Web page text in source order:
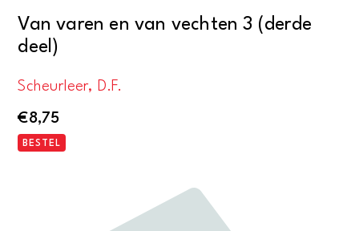
Van varen en van vechten 3 (derde
deel)
Scheurleer, D.F.
€8,75
BESTEL